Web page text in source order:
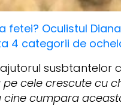
Oculistul
4 categorii de
susbtantelor
cele crescute cu
cumpara